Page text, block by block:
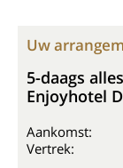
Uw
5-daags
Enjoyhotel
Aankomst:
Vertrek: